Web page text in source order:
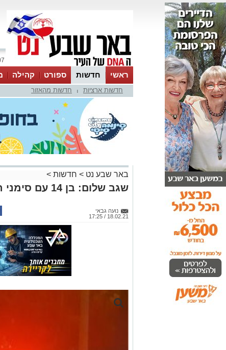
07 אוגוסט
ראשי חדשות ספורט קהילה
עסקים
טיפים והמלצותחדשות ארציות חדשות מהאזור
באר שבע נט > חדשות >
שגב שלום: בן 14 עם סימני הרעלה
נועה גבאי
18.02.21 / 17:25